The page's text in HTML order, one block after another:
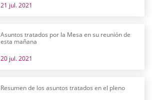
21 jul. 2021
Asuntos tratados por la Mesa en su reunión de
esta mañana
20 jul. 2021
Resumen de los asuntos tratados en el pleno